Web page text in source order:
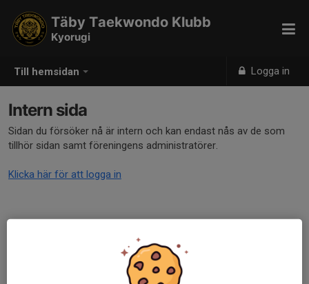
Till hemsidan Logga in
Täby Taekwondo Klubb
Kyorugi
Intern sida
Sidan du försöker nå är intern och kan endast nås av de som
tillhör sidan samt föreningens administratörer.
Klicka här för att logga in